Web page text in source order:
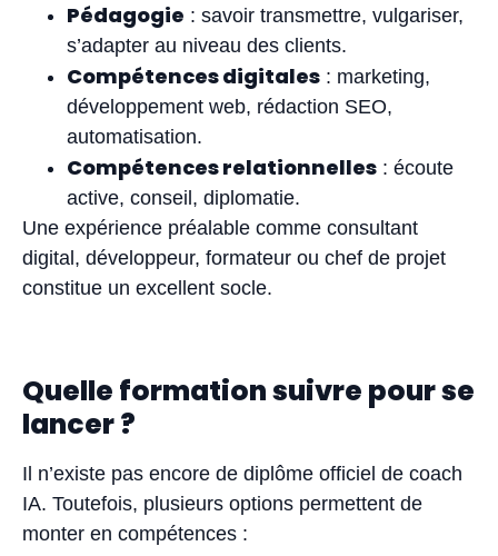
Pédagogie : savoir transmettre, vulgariser,
s’adapter au niveau des clients.
Compétences digitales : marketing,
développement web, rédaction SEO,
automatisation.
Compétences relationnelles : écoute
active, conseil, diplomatie.
Une expérience préalable comme consultant
digital, développeur, formateur ou chef de projet
constitue un excellent socle.
Quelle formation suivre pour se
lancer ?
Il n’existe pas encore de diplôme officiel de coach
IA. Toutefois, plusieurs options permettent de
monter en compétences :